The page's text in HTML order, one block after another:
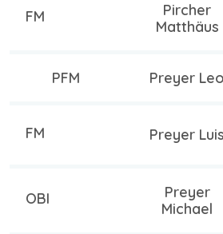
FM
Pircher
Matthäus
PFM Preyer Leo
FM Preyer Luis
OBI
Preyer
Michael